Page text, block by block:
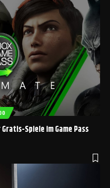
Spiele im Game Pass